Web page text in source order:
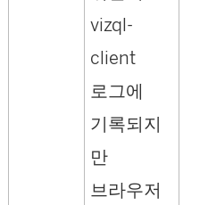
vizql-
client
로그에
기록되지
만
브라우저